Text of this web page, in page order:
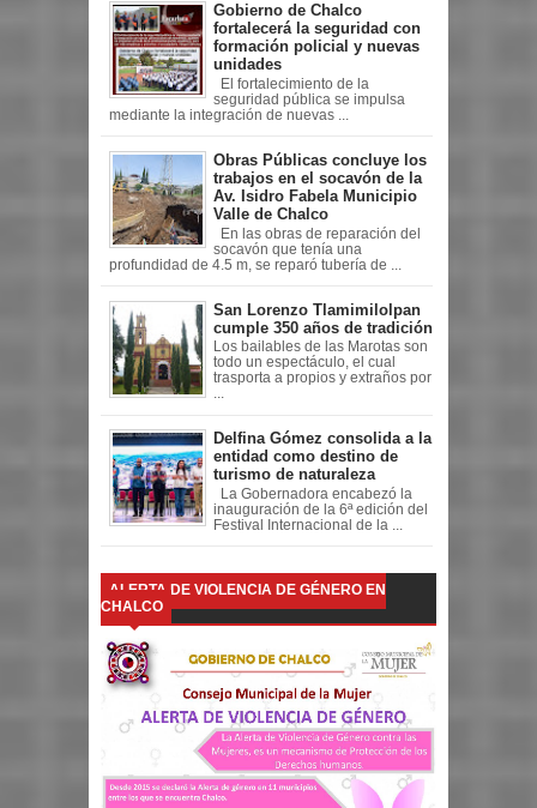
Gobierno de Chalco
fortalecerá la seguridad con
formación policial y nuevas
unidades
El fortalecimiento de la
seguridad pública se impulsa
mediante la integración de nuevas ...
Obras Públicas concluye los
trabajos en el socavón de la
Av. Isidro Fabela Municipio
Valle de Chalco
En las obras de reparación del
socavón que tenía una
profundidad de 4.5 m, se reparó tubería de ...
San Lorenzo Tlamimilolpan
cumple 350 años de tradición
Los bailables de las Marotas son
todo un espectáculo, el cual
trasporta a propios y extraños por
Delfina Gómez consolida a la
entidad como destino de
turismo de naturaleza
La Gobernadora encabezó la
inauguración de la 6ª edición del
Festival Internacional de la ...
ALERTA DE VIOLENCIA DE GÉNERO EN
CHALCO